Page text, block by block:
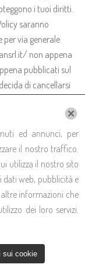
i tuoi diritti.
saranno
via generale
non appena
pubblicati sul
di cancellarsi
per verificare la
Policy.
ed annunci, per
il nostro traffico.
utilizza il nostro sito
dati web, pubblicità e
informazioni che
dei loro servizi.
sui cookie